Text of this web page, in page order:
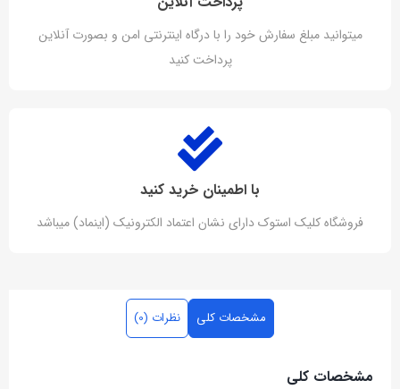
میتوانید مبلغ سفارش خود را با درگاه اینترنتی امن و بصورت آنلاین
پرداخت کنید
با اطمینان خرید کنید
فروشگاه کلیک استوک دارای نشان اعتماد الکترونیک (اینماد) میباشد
مشخصات کلی نظرات (0)
مشخصات کلی